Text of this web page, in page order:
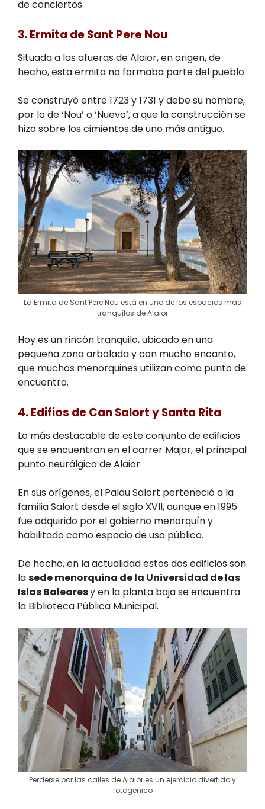
de conciertos.
3. Ermita de Sant Pere Nou
Situada a las afueras de Alaior, en origen, de
hecho, esta ermita no formaba parte del pueblo.
Se construyó entre 1723 y 1731 y debe su nombre,
por lo de ‘Nou’ o ‘Nuevo’, a que la construcción se
hizo sobre los cimientos de uno más antiguo.
La Ermita de Sant Pere Nou está en uno de los espacios más
tranquilos de Alaior
Hoy es un rincón tranquilo, ubicado en una
pequeña zona arbolada y con mucho encanto,
que muchos menorquines utilizan como punto de
encuentro.
4. Edifios de Can Salort y Santa Rita
Lo más destacable de este conjunto de edificios
que se encuentran en el carrer Major, el principal
punto neurálgico de Alaior.
En sus orígenes, el Palau Salort perteneció a la
familia Salort desde el siglo XVII, aunque en 1995
fue adquirido por el gobierno menorquín y
habilitado como espacio de uso público.
De hecho, en la actualidad estos dos edificios son
lasede menorquina de la Universidad de las
Islas Balearesy en la planta baja se encuentra
la Biblioteca Pública Municipal.
Perderse por las calles de Alaior es un ejercicio divertido y
fotogénico